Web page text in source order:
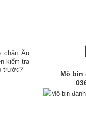
Mô bin
châu Âu
kiểm tra
trước?